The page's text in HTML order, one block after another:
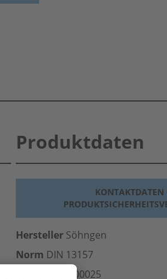
Produktdaten
KONTAKTDATEN
Hersteller Söhngen
Norm DIN 13157
700.00025